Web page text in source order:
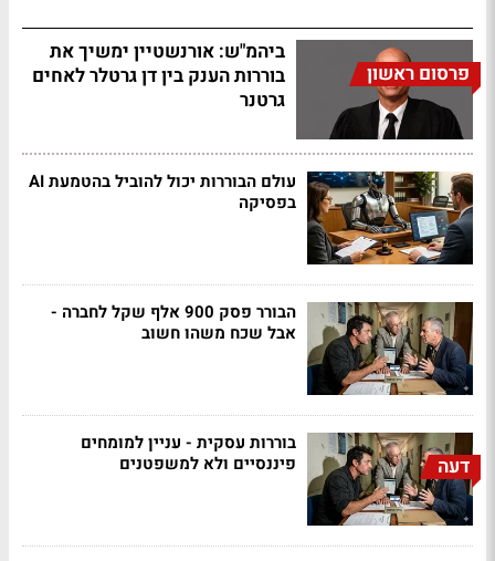
פרסום ראשון
ביהמ"ש: אורנשטיין ימשיך את
בוררות הענק בין דן גרטלר לאחים
גרטנר
עולם הבוררות יכול להוביל בהטמעת AI
בפסיקה
הבורר פסק 900 אלף שקל לחברה -
אבל שכח משהו חשוב
דעה
בוררות עסקית - עניין למומחים
פיננסיים ולא למשפטנים